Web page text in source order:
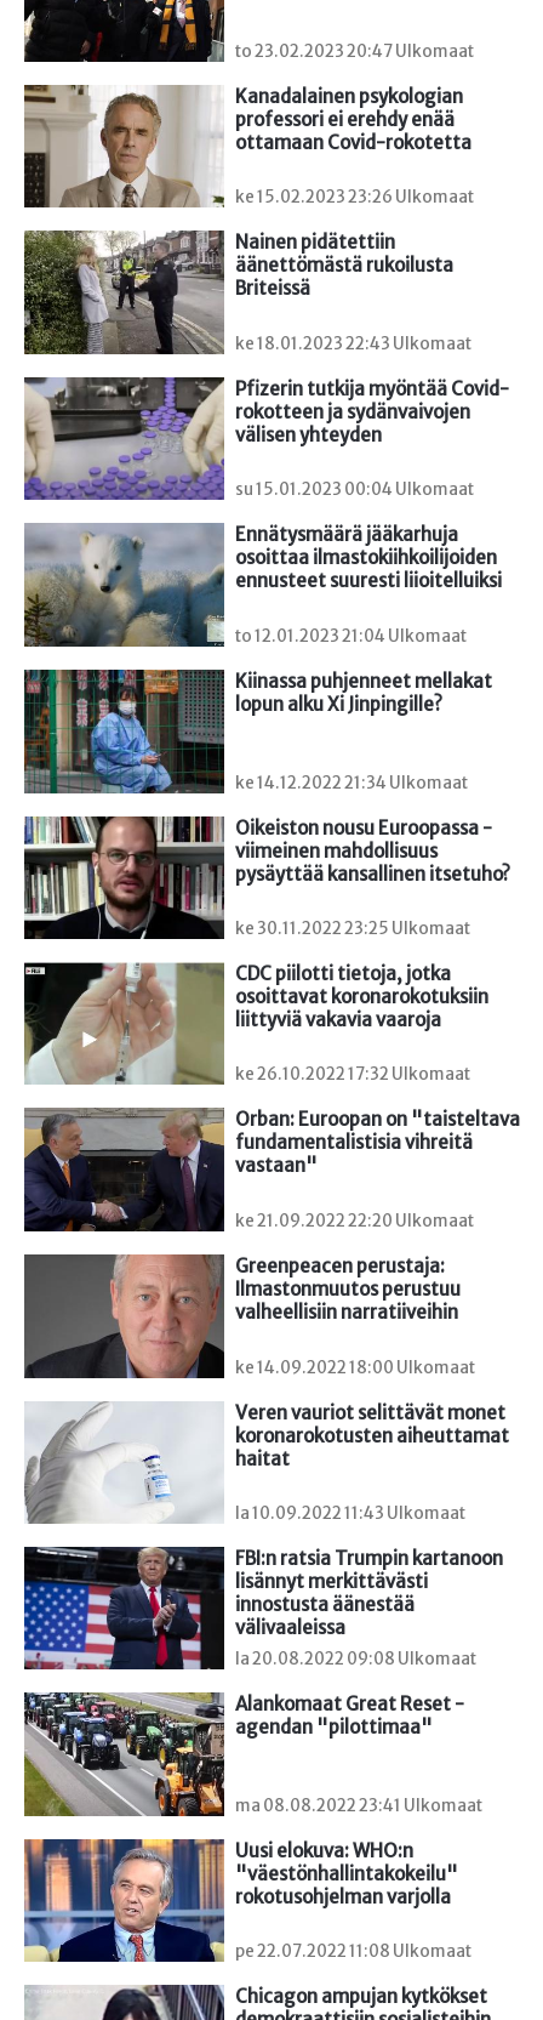
to 23.02.2023 20:47 Ulkomaat
Kanadalainen psykologian
professori ei erehdy enää
ottamaan Covid-rokotetta
ke 15.02.2023 23:26 Ulkomaat
Nainen pidätettiin
äänettömästä rukoilusta
Briteissä
ke 18.01.2023 22:43 Ulkomaat
Pfizerin tutkija myöntää Covid-
rokotteen ja sydänvaivojen
välisen yhteyden
su 15.01.2023 00:04 Ulkomaat
Ennätysmäärä jääkarhuja
osoittaa ilmastokiihkoilijoiden
ennusteet suuresti liioitelluiksi
to 12.01.2023 21:04 Ulkomaat
Kiinassa puhjenneet mellakat
lopun alku Xi Jinpingille?
ke 14.12.2022 21:34 Ulkomaat
Oikeiston nousu Euroopassa -
viimeinen mahdollisuus
pysäyttää kansallinen itsetuho?
ke 30.11.2022 23:25 Ulkomaat
CDC piilotti tietoja, jotka
osoittavat koronarokotuksiin
liittyviä vakavia vaaroja
ke 26.10.2022 17:32 Ulkomaat
Orban: Euroopan on "taisteltava
fundamentalistisia vihreitä
vastaan"
ke 21.09.2022 22:20 Ulkomaat
Greenpeacen perustaja:
Ilmastonmuutos perustuu
valheellisiin narratiiveihin
ke 14.09.2022 18:00 Ulkomaat
Veren vauriot selittävät monet
koronarokotusten aiheuttamat
haitat
la 10.09.2022 11:43 Ulkomaat
FBI:n ratsia Trumpin kartanoon
lisännyt merkittävästi
innostusta äänestää
välivaaleissa
la 20.08.2022 09:08 Ulkomaat
Alankomaat Great Reset -
agendan "pilottimaa"
ma 08.08.2022 23:41 Ulkomaat
Uusi elokuva: WHO:n
"väestönhallintakokeilu"
rokotusohjelman varjolla
pe 22.07.2022 11:08 Ulkomaat
Chicagon ampujan kytkökset